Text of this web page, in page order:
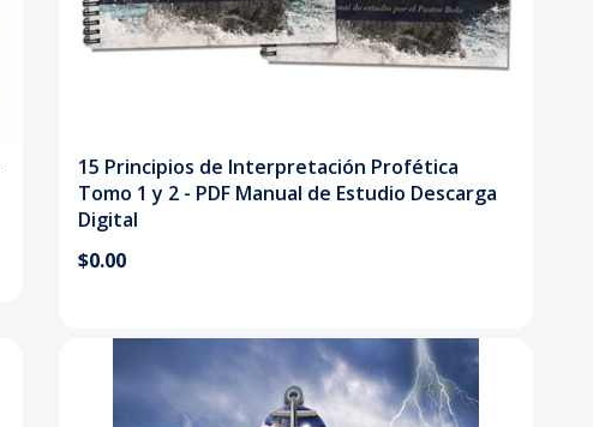
15 Principios de Interpretación Profética
Tomo 1 y 2 - PDF Manual de Estudio Descarga
Digital
$0.00